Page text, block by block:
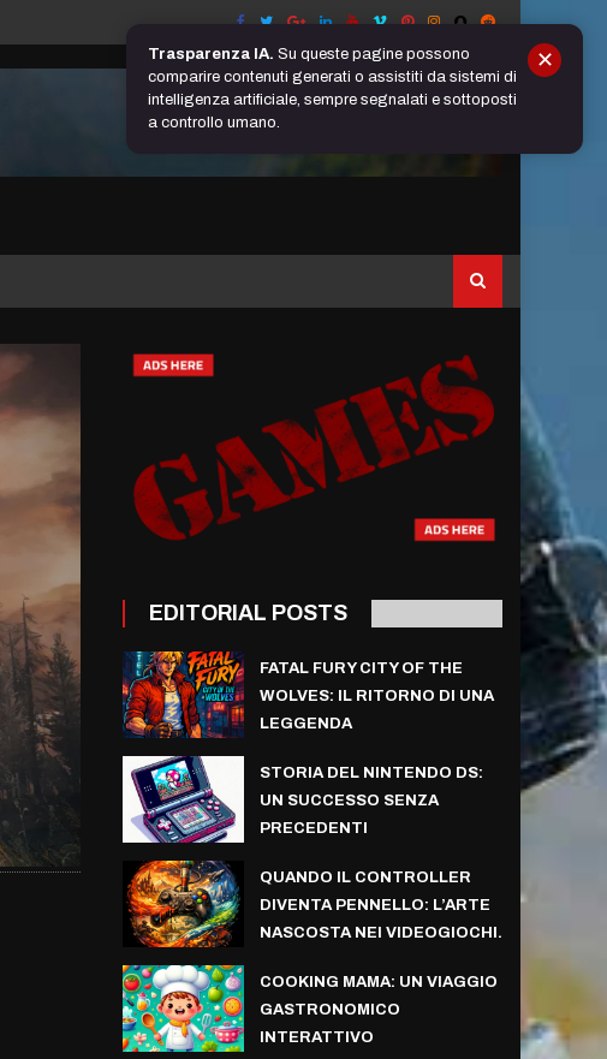
EDITORIAL POSTS
FATAL FURY CITY OF THE
WOLVES: IL RITORNO DI UNA
LEGGENDA
STORIA DEL NINTENDO DS:
UN SUCCESSO SENZA
PRECEDENTI
QUANDO IL CONTROLLER
DIVENTA PENNELLO: L’ARTE
NASCOSTA NEI VIDEOGIOCHI.
COOKING MAMA: UN VIAGGIO
GASTRONOMICO
INTERATTIVO
Trasparenza IA. Su queste pagine possono
comparire contenuti generati o assistiti da sistemi di
intelligenza artificiale, sempre segnalati e sottoposti
a controllo umano.
✕